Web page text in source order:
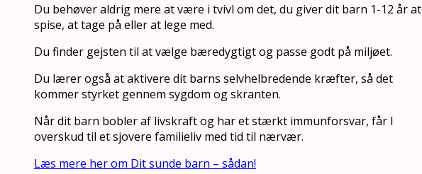
Du behøver aldrig mere at være i tvivl om det, du giver dit barn 1-12 år at
spise, at tage på eller at lege med.
Du finder gejsten til at vælge bæredygtigt og passe godt på miljøet.
Du lærer også at aktivere dit barns selvhelbredende kræfter, så det
kommer styrket gennem sygdom og skranten.
Når dit barn bobler af livskraft og har et stærkt immunforsvar, får I
overskud til et sjovere familieliv med tid til nærvær.
Læs mere her om Dit sunde barn – sådan!